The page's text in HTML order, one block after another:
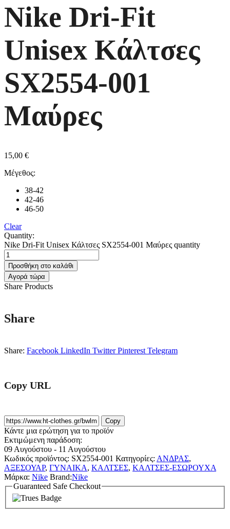
Nike Dri-Fit
Unisex Κάλτσες
SX2554-001
Μαύρες
15,00 €
Μέγεθος:
38-42
42-46
46-50
Clear
Quantity:
Nike Dri-Fit Unisex Κάλτσες SX2554-001 Μαύρες quantity
Προσθήκη στο καλάθι
Αγορά τώρα
Share Products
Share
Share: Facebook LinkedIn Twitter Pinterest Telegram
Copy URL
Copy
Κάντε μια ερώτηση για το προϊόν
Εκτιμώμενη παράδοση:
09 Αυγούστου - 11 Αυγούστου
Κωδικός προϊόντος: SX2554-001 Κατηγορίες: ΑΝΔΡΑΣ,
ΑΞΕΣΟΥΑΡ, ΓΥΝΑΙΚΑ, ΚΑΛΤΣΕΣ, ΚΑΛΤΣΕΣ-ΕΣΩΡΟΥΧΑ
Μάρκα: Nike Brand:Nike
Guaranteed Safe Checkout